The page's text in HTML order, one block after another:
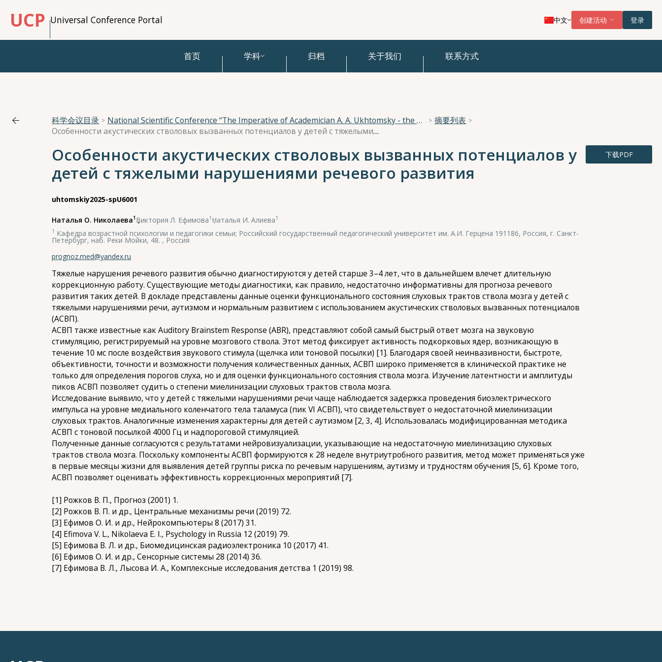
UCP Universal Conference Portal 中文 创建活动 登录
首页 学科 归档 关于我们 联系方式
科学会议目录 National Scientific Conference “The Imperative of Academician A. A. Ukhtomsky - the Brain and its Self-Cognition”
摘要列表
Особенности акустических стволовых вызванных потенциалов у детей с тяжелыми нарушениями речевого развития
Особенности акустических стволовых вызванных потенциалов у
детей с тяжелыми нарушениями речевого развития
uhtomskiy2025-spU6001
Наталья О. Николаева1 ,
Виктория Л. Ефимова1 ,
Наталья И. Алиева1
1 Кафедра возрастной психологии и педагогики семьи; Российский государственный педагогический университет им. А.И. Герцена 191186, Россия, г. Санкт-
Петербург, наб. Реки Мойки, 48. , Россия
prognoz.med@yandex.ru
Тяжелые нарушения речевого развития обычно диагностируются у детей старше 3–4 лет, что в дальнейшем влечет длительную
коррекционную работу. Существующие методы диагностики, как правило, недостаточно информативны для прогноза речевого
развития таких детей. В докладе представлены данные оценки функционального состояния слуховых трактов ствола мозга у детей с
тяжелыми нарушениями речи, аутизмом и нормальным развитием с использованием акустических стволовых вызванных потенциалов
(АСВП).
АСВП также известные как Auditory Brainstem Response (ABR), представляют собой самый быстрый ответ мозга на звуковую
стимуляцию, регистрируемый на уровне мозгового ствола. Этот метод фиксирует активность подкорковых ядер, возникающую в
течение 10 мс после воздействия звукового стимула (щелчка или тоновой посылки) [1]. Благодаря своей неинвазивности, быстроте,
объективности, точности и возможности получения количественных данных, АСВП широко применяется в клинической практике не
только для определения порогов слуха, но и для оценки функционального состояния ствола мозга. Изучение латентности и амплитуды
пиков АСВП позволяет судить о степени миелинизации слуховых трактов ствола мозга.
Исследование выявило, что у детей с тяжелыми нарушениями речи чаще наблюдается задержка проведения биоэлектрического
импульса на уровне медиального коленчатого тела таламуса (пик VI АСВП), что свидетельствует о недостаточной миелинизации
слуховых трактов. Аналогичные изменения характерны для детей с аутизмом [2, 3, 4]. Использовалась модифицированная методика
АСВП с тоновой посылкой 4000 Гц и надпороговой стимуляцией.
Полученные данные согласуются с результатами нейровизуализации, указывающие на недостаточную миелинизацию слуховых
трактов ствола мозга. Поскольку компоненты АСВП формируются к 28 неделе внутриутробного развития, метод может применяться уже
в первые месяцы жизни для выявления детей группы риска по речевым нарушениям, аутизму и трудностям обучения [5, 6]. Кроме того,
АСВП позволяет оценивать эффективность коррекционных мероприятий [7].
[1] Рожков В. П., Прогноз (2001) 1.
[2] Рожков В. П. и др., Центральные механизмы речи (2019) 72.
[3] Ефимов О. И. и др., Нейрокомпьютеры 8 (2017) 31.
[4] Efimova V. L., Nikolaeva E. I., Psychology in Russia 12 (2019) 79.
[5] Ефимова В. Л. и др., Биомедицинская радиоэлектроника 10 (2017) 41.
[6] Ефимов О. И. и др., Сенсорные системы 28 (2014) 36.
[7] Ефимова В. Л., Лысова И. А., Комплексные исследования детства 1 (2019) 98.
下载PDF